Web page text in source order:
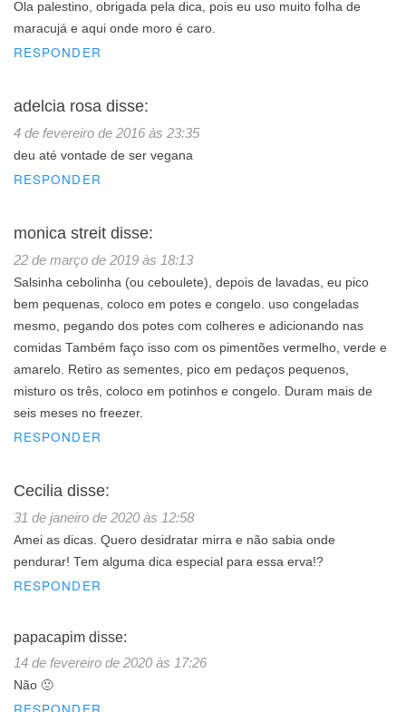
Ola palestino, obrigada pela dica, pois eu uso muito folha de
maracujá e aqui onde moro é caro.
RESPONDER
adelcia rosa disse:
4 de fevereiro de 2016 às 23:35
deu até vontade de ser vegana
RESPONDER
monica streit disse:
22 de março de 2019 às 18:13
Salsinha cebolinha (ou ceboulete), depois de lavadas, eu pico
bem pequenas, coloco em potes e congelo. uso congeladas
mesmo, pegando dos potes com colheres e adicionando nas
comidas Também faço isso com os pimentões vermelho, verde e
amarelo. Retiro as sementes, pico em pedaços pequenos,
misturo os três, coloco em potinhos e congelo. Duram mais de
seis meses no freezer.
RESPONDER
Cecilia disse:
31 de janeiro de 2020 às 12:58
Amei as dicas. Quero desidratar mirra e não sabia onde
pendurar! Tem alguma dica especial para essa erva!?
RESPONDER
papacapim disse:
14 de fevereiro de 2020 às 17:26
Não 🙁